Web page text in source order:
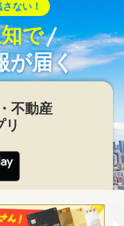
ない！
で
が届く
不動産
リ